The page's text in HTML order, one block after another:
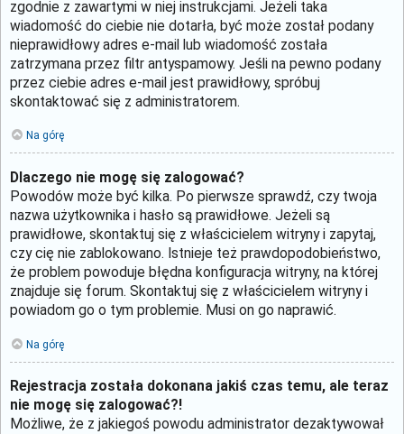
zgodnie z zawartymi w niej instrukcjami. Jeżeli taka
wiadomość do ciebie nie dotarła, być może został podany
nieprawidłowy adres e-mail lub wiadomość została
zatrzymana przez filtr antyspamowy. Jeśli na pewno podany
przez ciebie adres e-mail jest prawidłowy, spróbuj
skontaktować się z administratorem.
Na górę
Dlaczego nie mogę się zalogować?
Powodów może być kilka. Po pierwsze sprawdź, czy twoja
nazwa użytkownika i hasło są prawidłowe. Jeżeli są
prawidłowe, skontaktuj się z właścicielem witryny i zapytaj,
czy cię nie zablokowano. Istnieje też prawdopodobieństwo,
że problem powoduje błędna konfiguracja witryny, na której
znajduje się forum. Skontaktuj się z właścicielem witryny i
powiadom go o tym problemie. Musi on go naprawić.
Na górę
Rejestracja została dokonana jakiś czas temu, ale teraz
nie mogę się zalogować?!
Możliwe, że z jakiegoś powodu administrator dezaktywował